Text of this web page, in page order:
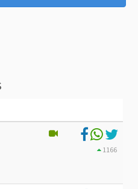
1166